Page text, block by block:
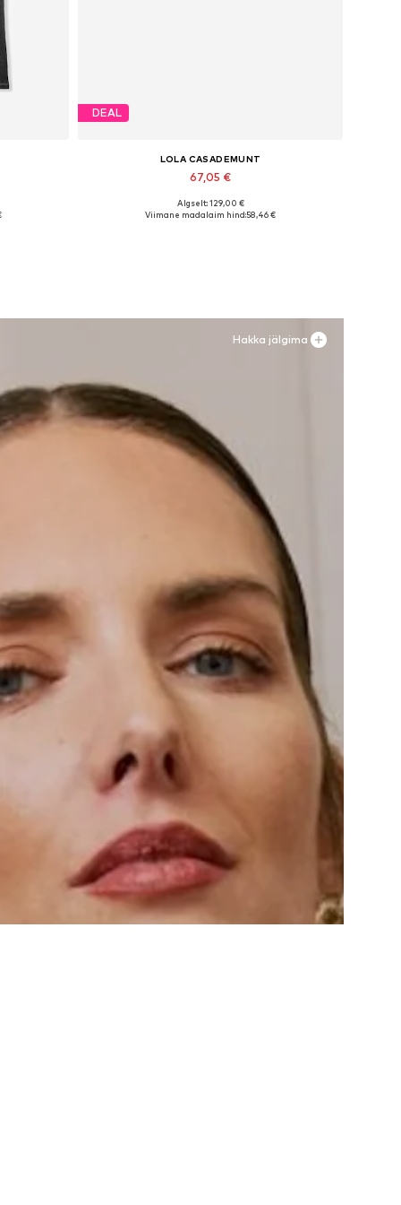
DEAL
LOLA CASADEMUNT
67,05 €
Saadaolevad suurused: 36, 37, 38, 39, 40, 41
Algselt: 129,00 €
Viimane madalaim hind:58,46 €
Hakka jälgima